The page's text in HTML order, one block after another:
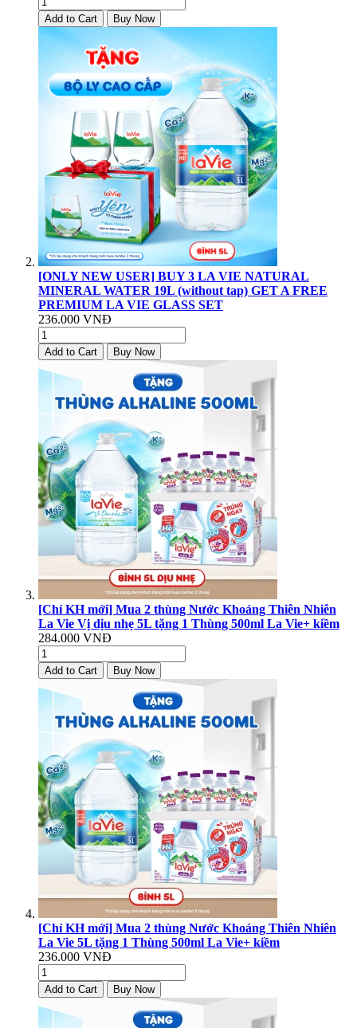
Add to Cart Buy Now
[ONLY NEW USER] BUY 3 LA VIE NATURAL
MINERAL WATER 19L (without tap) GET A FREE
PREMIUM LA VIE GLASS SET
236.000 VNĐ
Add to Cart Buy Now
[Chỉ KH mới] Mua 2 thùng Nước Khoáng Thiên Nhiên
La Vie Vị dịu nhẹ 5L tặng 1 Thùng 500ml La Vie+ kiềm
284.000 VNĐ
Add to Cart Buy Now
[Chỉ KH mới] Mua 2 thùng Nước Khoáng Thiên Nhiên
La Vie 5L tặng 1 Thùng 500ml La Vie+ kiềm
236.000 VNĐ
Add to Cart Buy Now